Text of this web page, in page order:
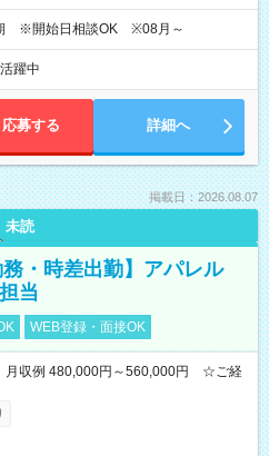
※開始日相談OK ※08月～
躍中
応募する 詳細へ
掲載日：2026.08.07
未読
・時差出勤】アパレル
当
WEB登録・面接OK
収例 480,000円～560,000円 ☆ご経